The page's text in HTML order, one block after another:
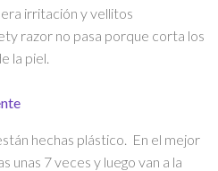
irritación y vellitos
razor no pasa porque corta los
la piel.
hechas plástico. En el mejor
unas 7 veces y luego van a la